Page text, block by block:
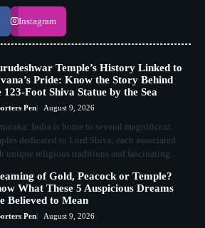
Instagram
Temple’s History Linked to
Pride: Know the Story Behind
123-Foot Shiva Statue by the Sea
Pen August 9, 2026
India is home to several magnificent
dedicated to Lord Shiva, each associated
unique religious traditions and fascinating…
of Gold, Peacock or Temple?
What These 5 Auspicious Dreams
Believed to Mean
Pen August 9, 2026